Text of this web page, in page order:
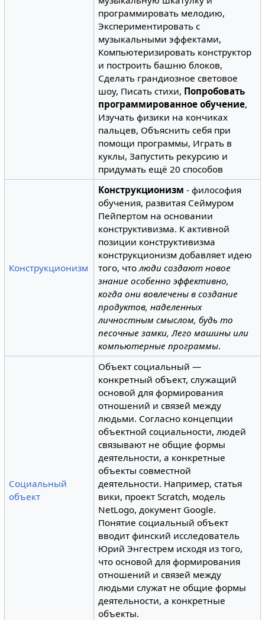
программировать мелодию,
Экспериментировать с
музыкальными эффектами,
Компьютеризировать конструктор
и построить башню блоков,
Сделать грандиозное световое
шоу, Писать стихи, Попробовать
программированное обучение,
Изучать физики на кончиках
пальцев, Объяснить себя при
помощи программы, Играть в
куклы, Запустить рекурсию и
придумать ещё 20 способов
Конструкционизм
Конструкционизм - философия
обучения, развитая Сеймуром
Пейпертом на основании
конструктивизма. К активной
позиции конструктивизма
конструкционизм добавляет идею
того, чтолюди создают новое
знание особенно эффективно,
когда они вовлечены в создание
продуктов, наделенных
личностным смыслом, будь то
песочные замки, Лего машины или
компьютерные программы.
Социальный
объект
Объект социальный —
конкретный объект, служащий
основой для формирования
отношений и связей между
людьми. Согласно концепции
объектной социальности, людей
связывают не общие формы
деятельности, а конкретные
объекты совместной
деятельности. Например, статья
вики, проект Scratch, модель
NetLogo, документ Google.
Понятие социальный объект
вводит финский исследователь
Юрий Энгестрем исходя из того,
что основой для формирования
отношений и связей между
людьми служат не общие формы
деятельности, а конкретные
объекты.